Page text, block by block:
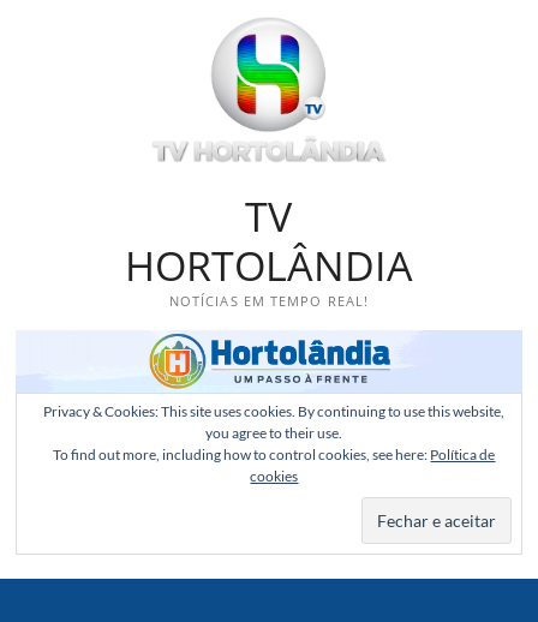
TV
HORTOLÂNDIA
NOTÍCIAS EM TEMPO REAL!
Privacy & Cookies: This site uses cookies. By continuing to use this website,
you agree to their use.
To find out more, including how to control cookies, see here: Política de
cookies